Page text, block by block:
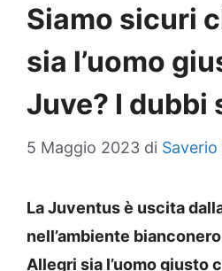
Siamo sicuri
sia l’uomo
Juve? I dubbi
5 Maggio 2023 di
La Juventus è uscita
nell’ambiente
Allegri sia l’uomo giusto